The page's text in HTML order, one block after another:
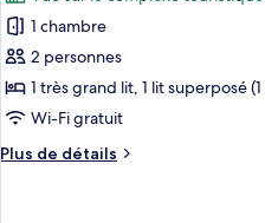
photos
pour
ce
type
chambre :
1 chambre
2 personnes
1 très grand lit, 1 lit superposé
Wi-Fi gratuit
Plus de détails
Plus